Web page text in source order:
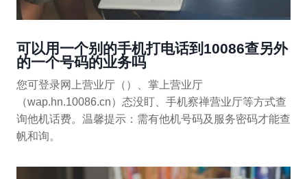
可以用一个别的手机打电话到10086查另外
的一个号码的业务吗
您可登录网上营业厅（）、掌上营业厅
（wap.hn.10086.cn）态没盯、手机察禅营业厅等方式查
询他机话费。温馨提示：需有他机号码及服务密码才能查
帆和询。